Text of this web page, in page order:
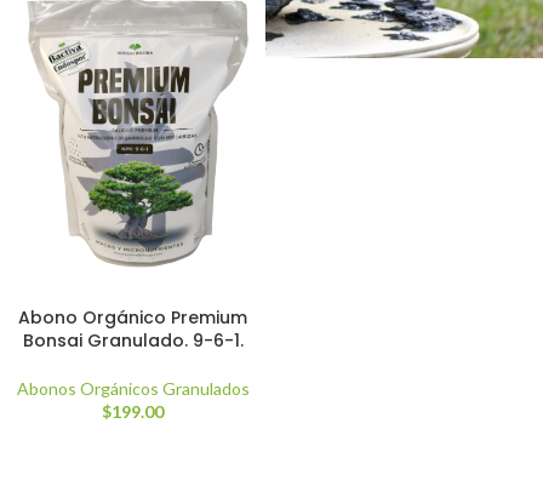
Abono Orgánico Premium
Bonsai Granulado. 9-6-1.
Abonos Orgánicos Granulados
$199.00